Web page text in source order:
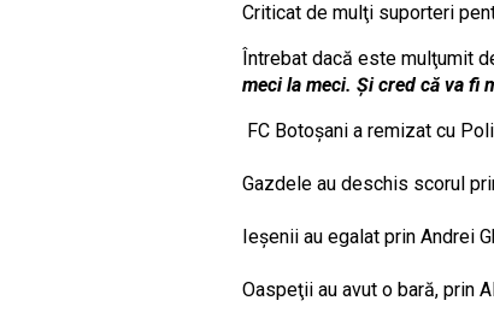
Criticat de mulţi suporteri
Întrebat dacă este mulţumit
meci la meci. Şi cred că va fi
FC Botoşani a remizat cu
Gazdele au deschis scorul
Ieşenii au egalat prin Andrei
Oaspeţii au avut o bară, prin